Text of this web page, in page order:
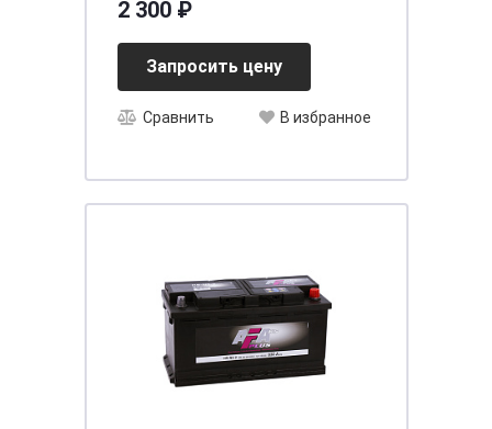
[д137ш76в134/140]
2 300 ₽
Запросить цену
Сравнить В избранное